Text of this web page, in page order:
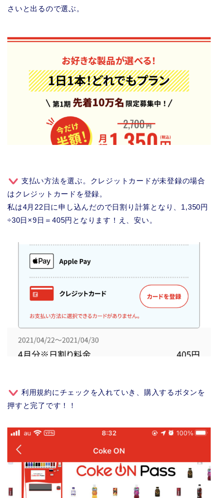
さいと出るので選ぶ。
支払い方法を選ぶ。クレジットカードが未登録の場合
はクレジットカードを登録。
私は4月22日に申し込んだので日割り計算となり、1,350円
÷30日×9日＝405円となります！え、安い。
利用規約にチェックを入れていき、購入するボタンを
押すと完了です！！